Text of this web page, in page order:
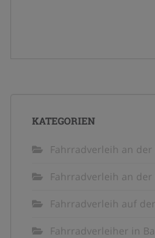
KATEGORIEN
Fahrradverleih an
Fahrradverleih an der
Fahrradverleih auf
Fahrradverleiher in